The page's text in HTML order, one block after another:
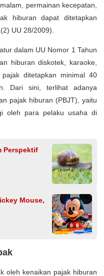
permainan kecepatan,
hiburan dapat ditetapkan
UU 28/2009).
dalam UU Nomor 1 Tahun
hiburan diskotek, karaoke,
ditetapkan minimal 40
Dari sini, terlihat adanya
pajak hiburan (PBJT), yaitu
oleh para pelaku usaha di
Perspektif
Mouse,
oleh kenaikan pajak hiburan